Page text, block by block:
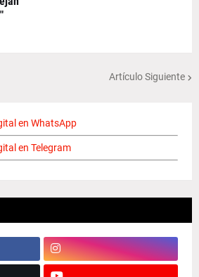
Artículo Siguiente
en WhatsApp
en Telegram